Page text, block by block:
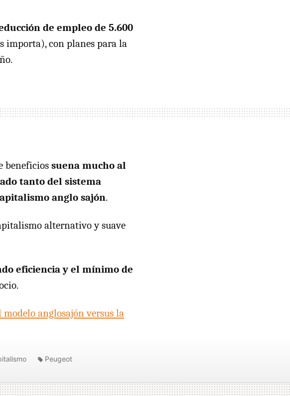
de empleo de 5.600
importa), con planes para la
beneficios suena mucho al
tanto del sistema
anglo sajón.
alternativo y suave
eficiencia y el mínimo de
modelo anglosajón versus la
Peugeot